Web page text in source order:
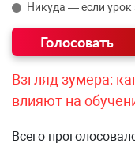
Никуда — если
Взгляд зумера:
влияют на
Всего